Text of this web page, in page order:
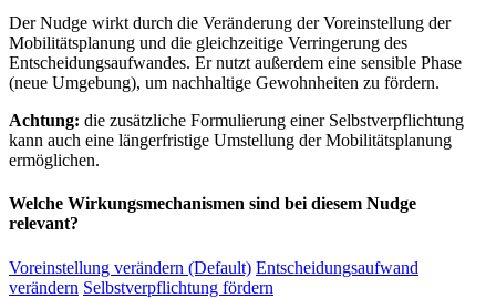
Der Nudge wirkt durch die Veränderung der Voreinstellung der
Mobilitätsplanung und die gleichzeitige Verringerung des
Entscheidungsaufwandes. Er nutzt außerdem eine sensible Phase
(neue Umgebung), um nachhaltige Gewohnheiten zu fördern.
Achtung: die zusätzliche Formulierung einer Selbstverpflichtung
kann auch eine längerfristige Umstellung der Mobilitätsplanung
ermöglichen.
Welche Wirkungsmechanismen sind bei diesem Nudge
relevant?
Voreinstellung verändern (Default) Entscheidungsaufwand
verändern Selbstverpflichtung fördern